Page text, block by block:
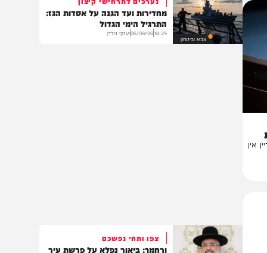
נערכים לתרחישי קיצון
מחדירות ועד הגנה על אסדות הגז:
התרגיל הימי הגדול
18:29